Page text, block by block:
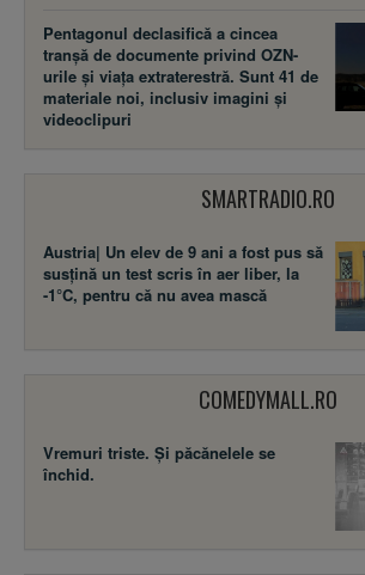
Pentagonul declasifică a cincea
tranșă de documente privind OZN-
urile și viața extraterestră. Sunt 41 de
materiale noi, inclusiv imagini și
videoclipuri
SMARTRADIO.RO
Austria| Un elev de 9 ani a fost pus să
susţină un test scris în aer liber, la
-1°C, pentru că nu avea mască
COMEDYMALL.RO
Vremuri triste. Şi păcănelele se
închid.